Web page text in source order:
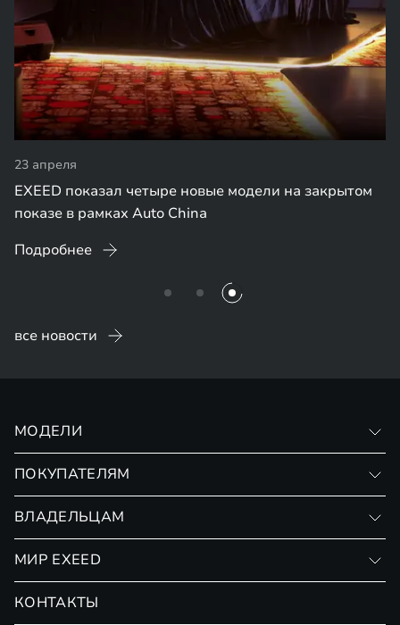
23 апреля
EXEED показал четыре новые модели на закрытом
показе в рамках Auto China
Подробнее
все новости
МОДЕЛИ
ПОКУПАТЕЛЯМ
Страхование
ВЛАДЕЛЬЦАМ
Сервис
МИР EXEED
КОНТАКТЫ